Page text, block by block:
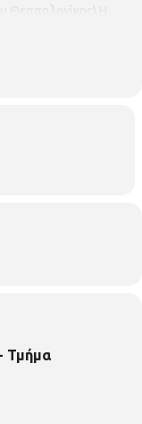
Θεσσαλονίκης) Η
της ΔΕΘ
δράσεων που
Τμήμα